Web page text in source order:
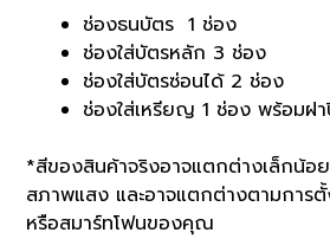
ช่องธนบัตร 1 ช่อง
ช่องใส่บัตรหลัก 3 ช่อง
ช่องใส่บัตรซ่อนได้ 2 ช่อง
ช่องใส่เหรียญ 1 ช่อง พร้อมฝ
*สีของสินค้าจริงอาจแตกต่างเล็กน้อ
สภาพแสง และอาจแตกต่างตามการ
หรือสมาร์ทโฟนของคุณ